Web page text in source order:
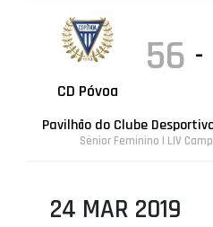
CD Póvoa
56 -
Pavilhão do Clube
Sénior Feminino | LIV
24 MAR 2019